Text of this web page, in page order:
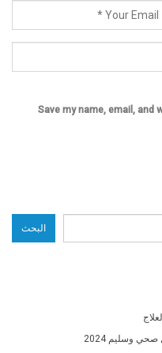
Save my name, email, and
البحث
وسليم 2024